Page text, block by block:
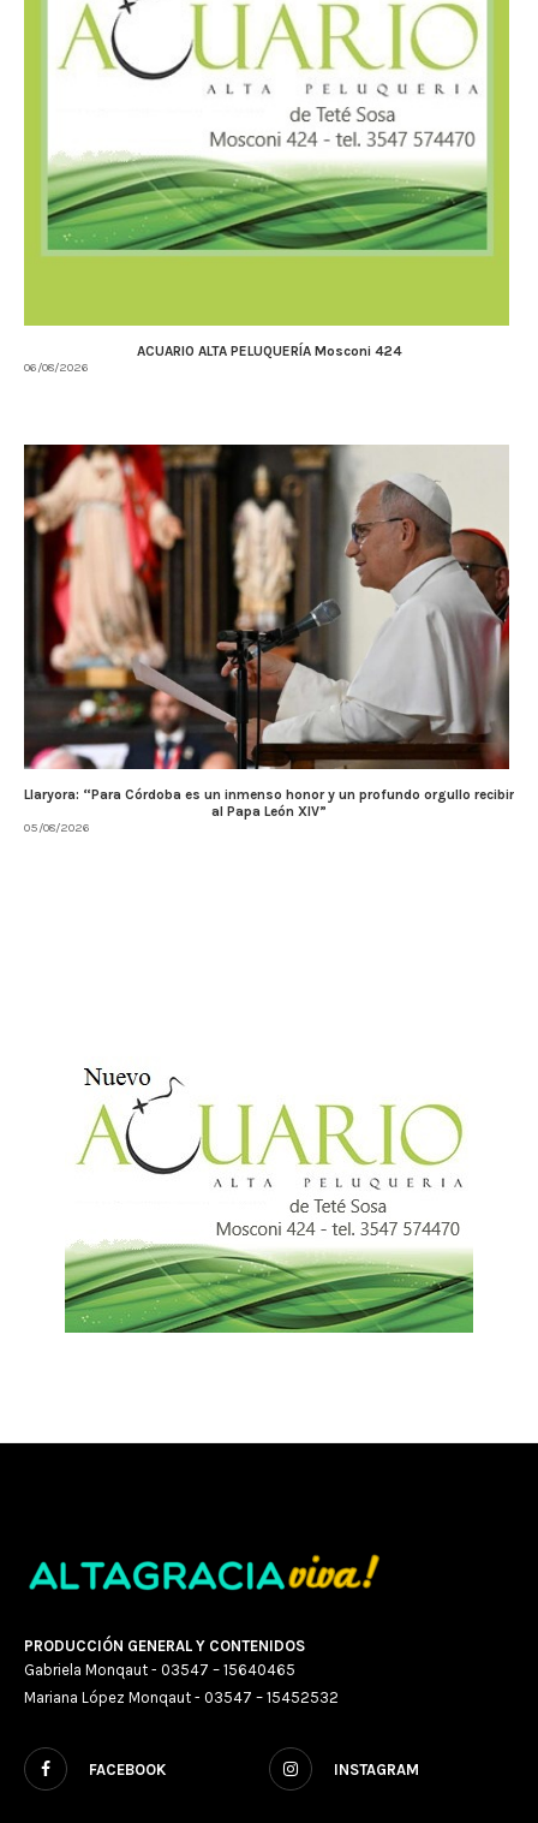
ACUARIO ALTA PELUQUERÍA Mosconi 424
06/08/2026
Llaryora: “Para Córdoba es un inmenso honor y un profundo orgullo recibir
al Papa León XIV”
05/08/2026
PRODUCCIÓN GENERAL Y CONTENIDOS
Gabriela Monqaut - 03547 – 15640465
Mariana López Monqaut - 03547 – 15452532
FACEBOOK INSTAGRAM